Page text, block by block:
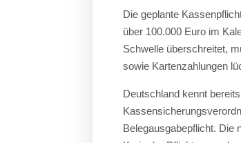
Die geplante
über 100.000 Euro im
Schwelle überschreitet,
sowie Kartenzahlungen
Deutschland kennt
Belegausgabepflicht. Die